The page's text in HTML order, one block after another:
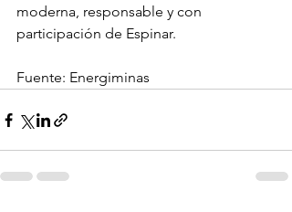
moderna, responsable y con
participación de Espinar.
Fuente: Energiminas